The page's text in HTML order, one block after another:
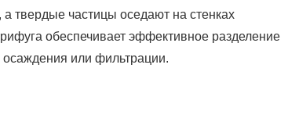
твердые частицы оседают на стенках
обеспечивает эффективное разделение
осаждения или фильтрации.